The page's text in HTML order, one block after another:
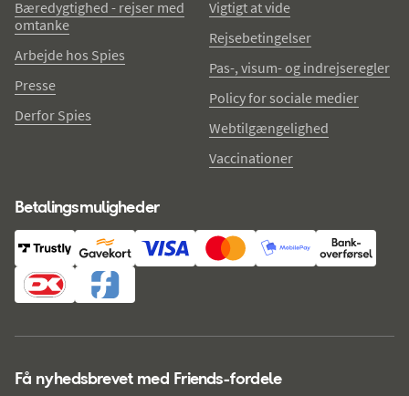
Bæredygtighed - rejser med
omtanke
Arbejde hos Spies
Presse
Derfor Spies
Vigtigt at vide
Rejsebetingelser
Pas-, visum- og indrejseregler
Policy for sociale medier
Webtilgængelighed
Vaccinationer
Betalingsmuligheder
Få nyhedsbrevet med Friends-fordele